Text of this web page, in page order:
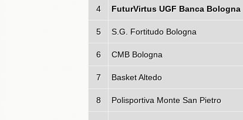
4 FuturVirtus UGF Banca Bologna
5 S.G. Fortitudo Bologna
6 CMB Bologna
7 Basket Altedo
8 Polisportiva Monte San Pietro